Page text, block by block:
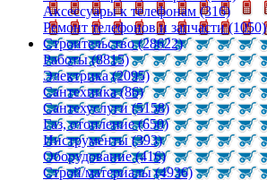
Аксессуары к телефонам (316)
Ремонт телефонов и запчасти (1050)
Строительство (28622)
Работы (8815)
Электрика (2095)
Сантехника (86)
Сантехуслуги (5158)
Газ, отопление (650)
Инструменты (393)
Оборудование (416)
Строй/материалы (4936)